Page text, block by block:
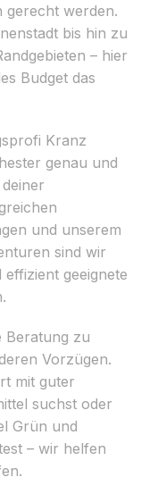
gerecht werden.
bis hin zu
– hier
Budget das
Kranz
genau und
und unserem
sind wir
geeignete
Beratung zu
Vorzügen.
mit guter
suchst oder
Grün und
– wir helfen